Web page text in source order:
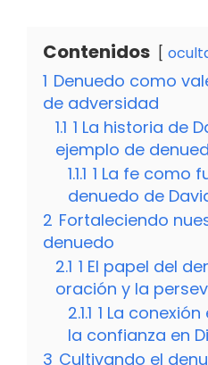
Contenidos
1 Denuedo como
de adversidad
1.1 1 La historia de
ejemplo de
1.1.1 1 La fe como
denuedo de
2 Fortaleciendo
denuedo
2.1 1 El papel del
oración y la
2.1.1 1 La
la confianza en
3 Cultivando el